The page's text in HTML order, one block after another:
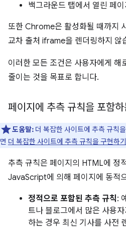
백그라운드 탭에서 열린 페이
또한 Chrome은 활성화될 때까지
교차 출처 iframe을 렌더링하지 않
이러한 모든 조건은 사용자에게 해
줄이는 것을 목표로 합니다.
페이지에 추측 규칙을 포함하
도움말: 더 복잡한 사이트에 추측 규칙
면 더 복잡한 사이트에 추측 규칙을 구현하
추측 규칙은 페이지의 HTML에 정
JavaScript에 의해 페이지에 동적
정적으로 포함된 추측 규칙:
트나 블로그에서 많은 사용
하는 경우 최신 기사를 사전